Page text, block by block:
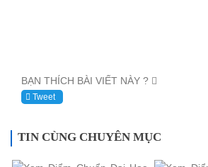
BẠN THÍCH BÀI VIẾT NÀY ?
Tweet
TIN CÙNG CHUYÊN MỤC